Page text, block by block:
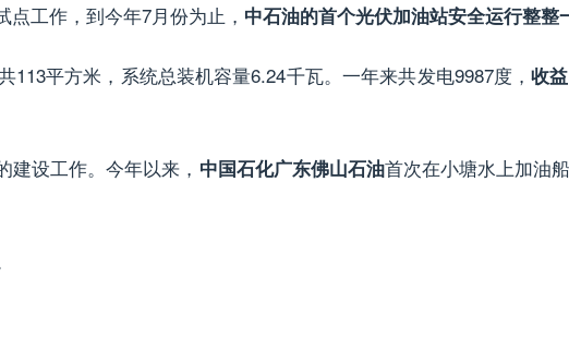
工作，到今年7月份为止， 中石油的首个光伏加油站安全运行整整
平方米，系统总装机容量6.24千瓦。一年来共发电9987度，收
设工作。今年以来， 中国石化广东佛山石油首次在小塘水上加油